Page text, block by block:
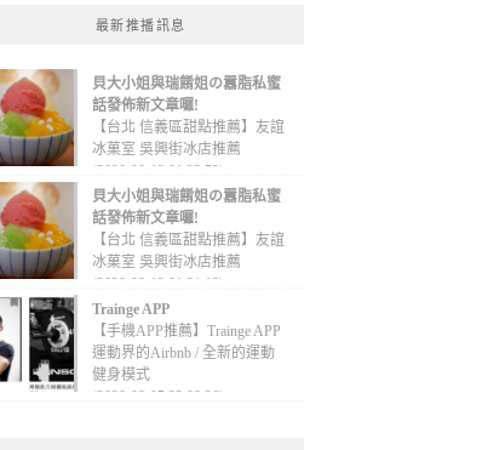
最新推播訊息
貝大小姐與瑞餚姐の囂脂私蜜
話發佈新文章囉!
【台北 信義區甜點推薦】友誼
冰菓室 吳興街冰店推薦
(2020-09-13 01:32:52)
貝大小姐與瑞餚姐の囂脂私蜜
話發佈新文章囉!
【台北 信義區甜點推薦】友誼
冰菓室 吳興街冰店推薦
(2020-09-13 01:31:12)
Trainge APP
【手機APP推薦】Trainge APP
運動界的Airbnb / 全新的運動
健身模式
(2020-09-05 22:08:36)